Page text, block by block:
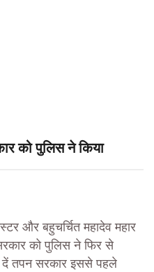
को पुलिस ने किया
और बहुचर्चित महादेव महार
को पुलिस ने फिर से
दें तपन सरकार इससे पहले